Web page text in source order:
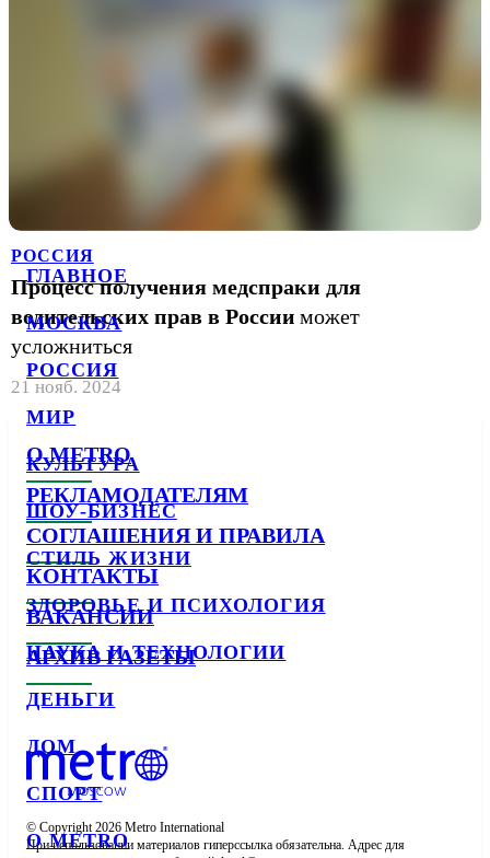
ГЛАВНОЕ
МОСКВА
РОССИЯ
МИР
КУЛЬТУРА
ШОУ-БИЗНЕС
СТИЛЬ ЖИЗНИ
ЗДОРОВЬЕ И ПСИХОЛОГИЯ
НАУКА И ТЕХНОЛОГИИ
ДЕНЬГИ
ДОМ
СПОРТ
О METRO
РОССИЯ
Процесс получения медспраки для
водительских прав в России может
усложниться
21 нояб. 2024
О METRO
РЕКЛАМОДАТЕЛЯМ
СОГЛАШЕНИЯ И ПРАВИЛА
КОНТАКТЫ
ВАКАНСИИ
АРХИВ ГАЗЕТЫ
© Copyright 2026 Metro International
При использовании материалов гиперссылка обязательна. Адрес для